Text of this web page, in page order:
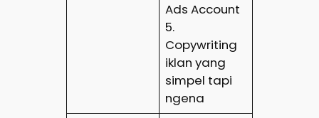
Ads Account
5.
Copywriting
iklan yang
simpel tapi
ngena